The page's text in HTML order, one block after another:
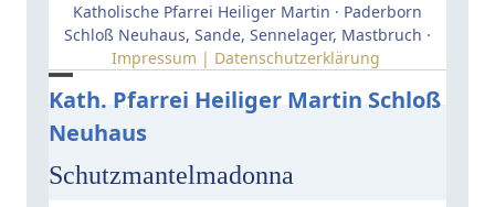
Katholische Pfarrei Heiliger Martin · Paderborn
Schloß Neuhaus, Sande, Sennelager, Mastbruch ·
Impressum | Datenschutzerklärung
Kath. Pfarrei Heiliger Martin Schloß
Neuhaus
Open
mobile
menu
Close
mobile
menu
Schutzmantelmadonna